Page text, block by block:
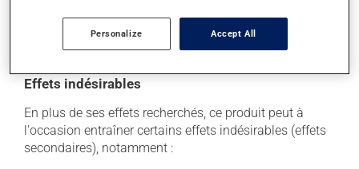
vous est permise, veuillez en discuter avec votre
pharmacien ou votre médecin.
Effets indésirables
En plus de ses effets recherchés, ce produit peut à
l'occasion entraîner certains effets indésirables (effets
secondaires), notamment :
Personalize Accept All